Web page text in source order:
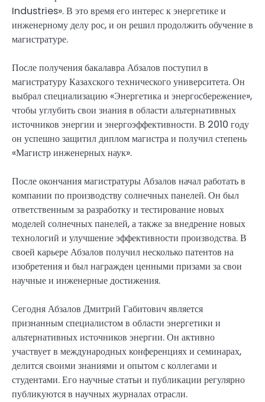
Industries». В это время его интерес к энергетике и
инженерному делу рос, и он решил продолжить обучение в
магистратуре.
После получения бакалавра Абзалов поступил в
магистратуру Казахского технического университета. Он
выбрал специализацию «Энергетика и энергосбережение»,
чтобы углубить свои знания в области альтернативных
источников энергии и энергоэффективности. В 2010 году
он успешно защитил диплом магистра и получил степень
«Магистр инженерных наук».
После окончания магистратуры Абзалов начал работать в
компании по производству солнечных панелей. Он был
ответственным за разработку и тестирование новых
моделей солнечных панелей, а также за внедрение новых
технологий и улучшение эффективности производства. В
своей карьере Абзалов получил несколько патентов на
изобретения и был награжден ценными призами за свои
научные и инженерные достижения.
Сегодня Абзалов Дмитрий Габитович является
признанным специалистом в области энергетики и
альтернативных источников энергии. Он активно
участвует в международных конференциях и семинарах,
делится своими знаниями и опытом с коллегами и
студентами. Его научные статьи и публикации регулярно
публикуются в научных журналах отрасли.